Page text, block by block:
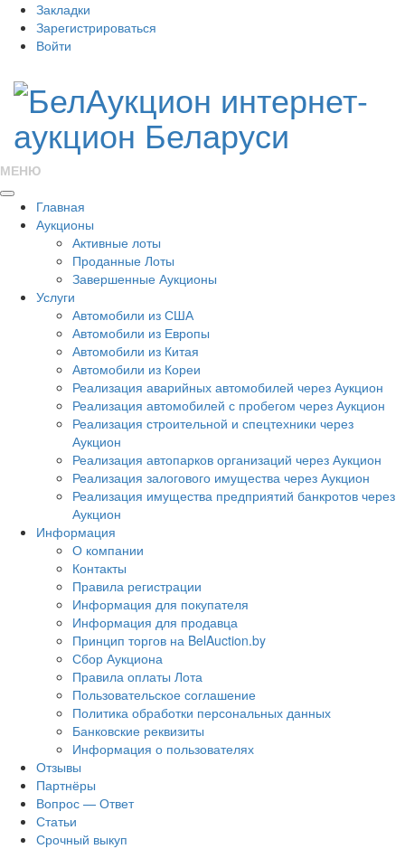
Закладки
Зарегистрироваться
Войти
МЕНЮ
Главная
Аукционы
Активные лоты
Проданные Лоты
Завершенные Аукционы
Услуги
Автомобили из США
Автомобили из Европы
Автомобили из Китая
Автомобили из Кореи
Реализация аварийных автомобилей через Аукцион
Реализация автомобилей с пробегом через Аукцион
Реализация строительной и спецтехники через
Аукцион
Реализация автопарков организаций через Аукцион
Реализация залогового имущества через Аукцион
Реализация имущества предприятий банкротов через
Аукцион
Информация
О компании
Контакты
Правила регистрации
Информация для покупателя
Информация для продавца
Принцип торгов на BelAuction.by
Сбор Аукциона
Правила оплаты Лота
Пользовательское соглашение
Политика обработки персональных данных
Банковские реквизиты
Информация о пользователях
Отзывы
Партнёры
Вопрос — Ответ
Статьи
Срочный выкуп